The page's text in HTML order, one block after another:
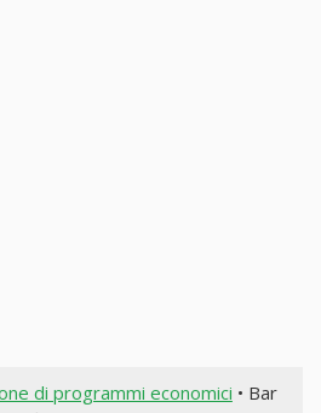
di programmi economici • Bar